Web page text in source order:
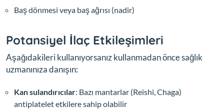
Baş dönmesi veya baş ağrısı (nadir)
Potansiyel İlaç Etkileşimleri
Aşağıdakileri kullanıyorsanız kullanmadan önce sağlık
uzmanınıza danışın:
Kan sulandırıcılar: Bazı mantarlar (Reishi, Chaga)
antiplatelet etkilere sahip olabilir